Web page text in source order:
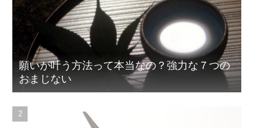
願いが叶う方法って本当なの？強力な７つの
おまじない